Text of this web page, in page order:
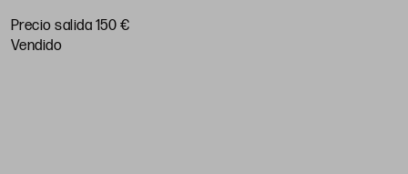
Precio salida 150 €
vendido